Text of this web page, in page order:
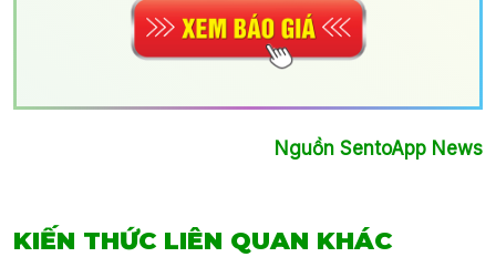
Nguồn SentoApp News
KIẾN THỨC LIÊN QUAN KHÁC